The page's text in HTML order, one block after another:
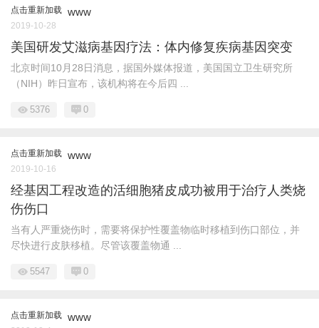
点击重新加载 www
2019-10-28
美国研发艾滋病基因疗法：体内修复疾病基因突变
北京时间10月28日消息，据国外媒体报道，美国国立卫生研究所
（NIH）昨日宣布，该机构将在今后四 ...
5376 0
点击重新加载 www
2019-10-16
经基因工程改造的活细胞猪皮成功被用于治疗人类烧
伤伤口
当有人严重烧伤时，需要将保护性覆盖物临时移植到伤口部位，并
尽快进行皮肤移植。尽管该覆盖物通 ...
5547 0
点击重新加载 www